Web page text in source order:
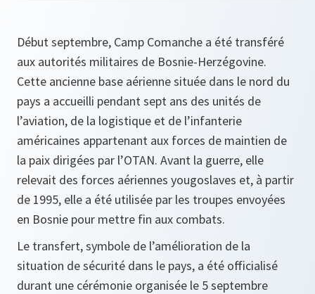
Début septembre, Camp Comanche a été transféré
aux autorités militaires de Bosnie-Herzégovine.
Cette ancienne base aérienne située dans le nord du
pays a accueilli pendant sept ans des unités de
l’aviation, de la logistique et de l’infanterie
américaines appartenant aux forces de maintien de
la paix dirigées par l’OTAN. Avant la guerre, elle
relevait des forces aériennes yougoslaves et, à partir
de 1995, elle a été utilisée par les troupes envoyées
en Bosnie pour mettre fin aux combats.
Le transfert, symbole de l’amélioration de la
situation de sécurité dans le pays, a été officialisé
durant une cérémonie organisée le 5 septembre